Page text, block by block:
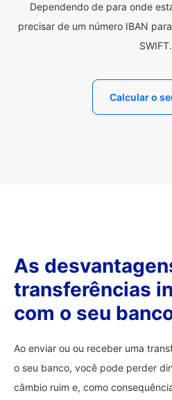
Dependendo de para onde
precisar de um número IBAN
SWIFT.
Calcular o
As
transferências
com o seu
Ao enviar ou ou receber uma
o seu banco, você pode perder
câmbio ruim e, como